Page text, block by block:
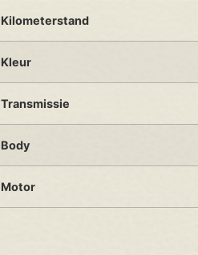
Kilometerstand
Kleur
Transmissie
Body
Motor